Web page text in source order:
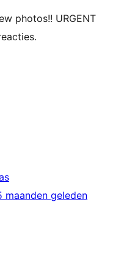
photos!! URGENT
maanden geleden